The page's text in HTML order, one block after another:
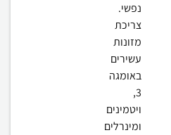
נפשי.
צריכת
מזונות
עשירים
באומגה
3,
ויטמינים
ומינרלים